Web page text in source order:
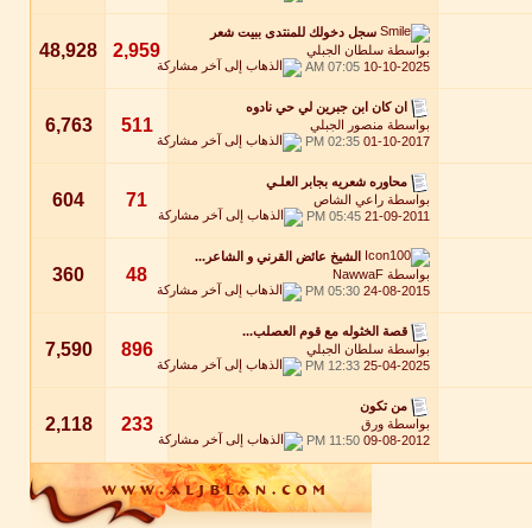
سجل دخولك للمنتدى ببيت شعر
بواسطة سلطان الجبلي
10-10-2025
07:05 AM
2,959
48,928
ان كان ابن جبرين لي حي نادوه
بواسطة منصور الجبلي
01-10-2017
02:35 PM
511
6,763
محاوره شعريه بجابر العلـي
بواسطة راعي الشاص
21-09-2011
05:45 PM
71
604
الشيخ عائض القرني و الشاعر...
بواسطة NawwaF
24-08-2015
05:30 PM
48
360
قصة الخثوله مع قوم العصلب...
بواسطة سلطان الجبلي
25-04-2025
12:33 PM
896
7,590
من تكون
بواسطة ورق
09-08-2012
11:50 PM
233
2,118